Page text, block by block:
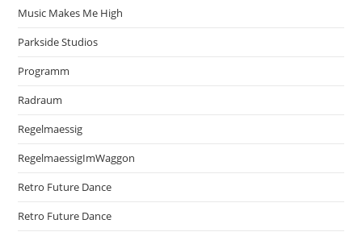
Music Makes Me High
Parkside Studios
Programm
Radraum
Regelmaessig
RegelmaessigImWaggon
Retro Future Dance
Retro Future Dance